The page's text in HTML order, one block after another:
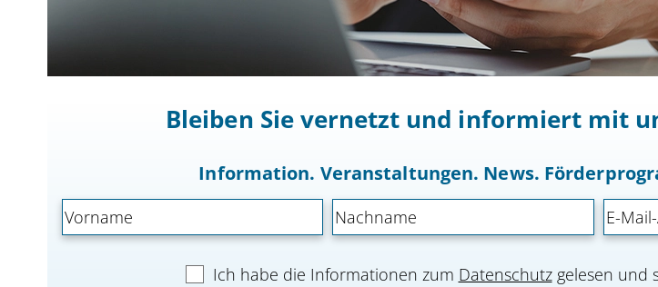
Bleiben Sie vernetzt und informiert mit
Information. Veranstaltungen. News.
Ich habe die Informationen zum Datenschutzgelesen und